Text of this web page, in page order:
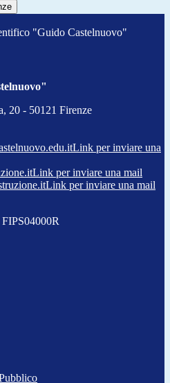
"Guido Castelnuovo"
20 - 50121 Firenze
Link per inviare una
Link per inviare una mail
Link per inviare una mail